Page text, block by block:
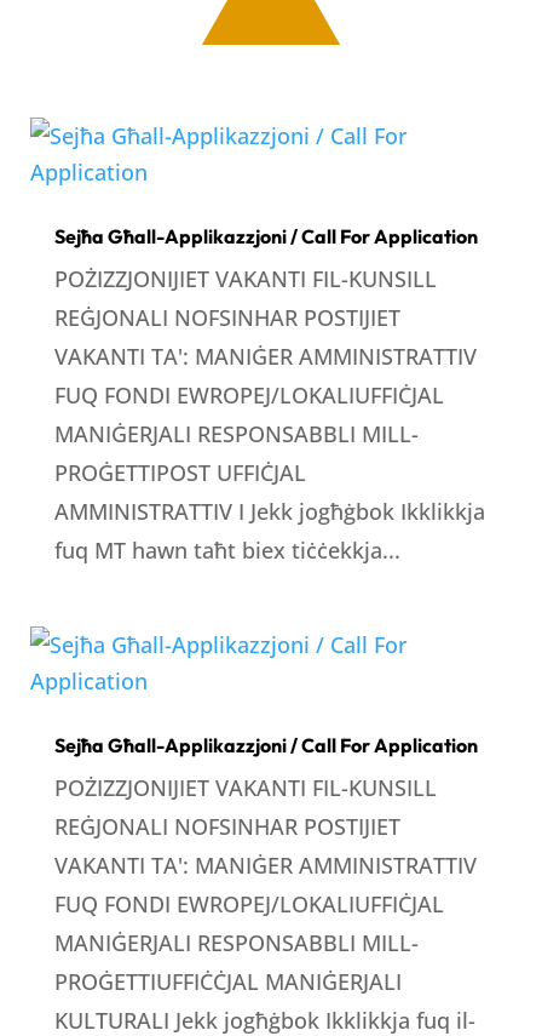
Sejħa Għall-Applikazzjoni / Call For Application
POŻIZZJONIJIET VAKANTI FIL-KUNSILL
REĠJONALI NOFSINHAR POSTIJIET
VAKANTI TA': MANIĠER AMMINISTRATTIV
FUQ FONDI EWROPEJ/LOKALIUFFIĊJAL
MANIĠERJALI RESPONSABBLI MILL-
PROĠETTIPOST UFFIĊJAL
AMMINISTRATTIV I Jekk jogħġbok Ikklikkja
fuq MT hawn taħt biex tiċċekkja...
Sejħa Għall-Applikazzjoni / Call For Application
POŻIZZJONIJIET VAKANTI FIL-KUNSILL
REĠJONALI NOFSINHAR POSTIJIET
VAKANTI TA': MANIĠER AMMINISTRATTIV
FUQ FONDI EWROPEJ/LOKALIUFFIĊJAL
MANIĠERJALI RESPONSABBLI MILL-
PROĠETTIUFFIĊĊJAL MANIĠERJALI
KULTURALI Jekk jogħġbok Ikklikkja fuq il-